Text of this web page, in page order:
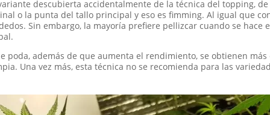
descubierta accidentalmente de la técnica del topping,
o la punta del tallo principal y eso es fimming. Al igual que
Sin embargo, la mayoría prefiere pellizcar cuando se hace
poda, además de que aumenta el rendimiento, se obtienen
Una vez más, esta técnica no se recomienda para las